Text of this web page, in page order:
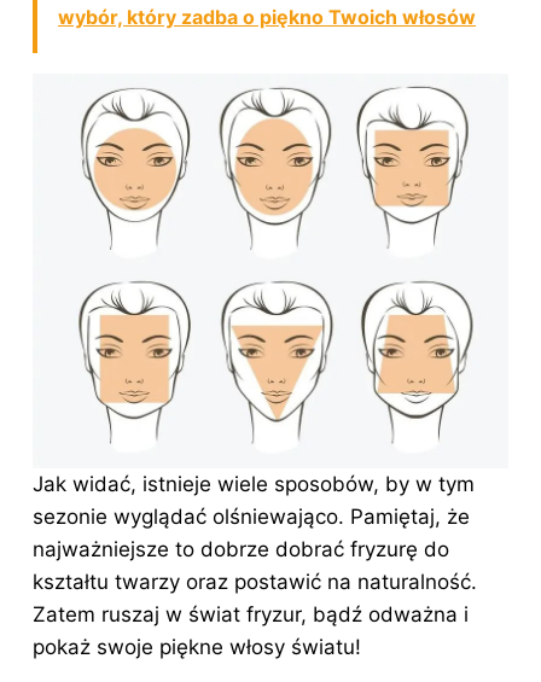
wybór, który zadba o piękno Twoich włosów
Jak widać, istnieje wiele sposobów, by w tym
sezonie wyglądać olśniewająco. Pamiętaj, że
najważniejsze to dobrze dobrać fryzurę do
kształtu twarzy oraz postawić na naturalność.
Zatem ruszaj w świat fryzur, bądź odważna i
pokaż swoje piękne włosy światu!